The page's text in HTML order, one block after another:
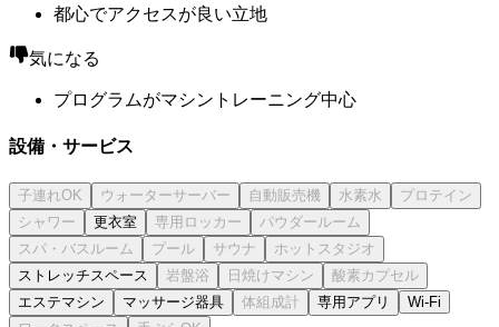
都心でアクセスが良い立地
気になる
プログラムがマシントレーニング中心
設備・サービス
更衣室
ストレッチスペース
エステマシン
マッサージ器具 専用アプリ Wi-Fi